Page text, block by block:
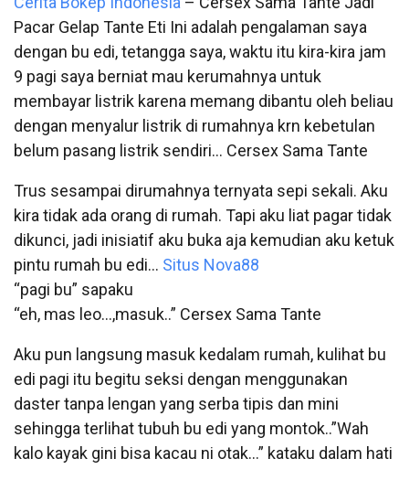
Pacar Gelap Tante Eti Ini adalah pengalaman saya
dengan bu edi, tetangga saya, waktu itu kira-kira jam
9 pagi saya berniat mau kerumahnya untuk
membayar listrik karena memang dibantu oleh beliau
dengan menyalur listrik di rumahnya krn kebetulan
belum pasang listrik sendiri… Cersex Sama Tante
Trus sesampai dirumahnya ternyata sepi sekali. Aku
kira tidak ada orang di rumah. Tapi aku liat pagar tidak
dikunci, jadi inisiatif aku buka aja kemudian aku ketuk
pintu rumah bu edi… Situs Nova88
“pagi bu” sapaku
“eh, mas leo…,masuk..” Cersex Sama Tante
Aku pun langsung masuk kedalam rumah, kulihat bu
edi pagi itu begitu seksi dengan menggunakan
daster tanpa lengan yang serba tipis dan mini
sehingga terlihat tubuh bu edi yang montok..”Wah
kalo kayak gini bisa kacau ni otak…” kataku dalam hati